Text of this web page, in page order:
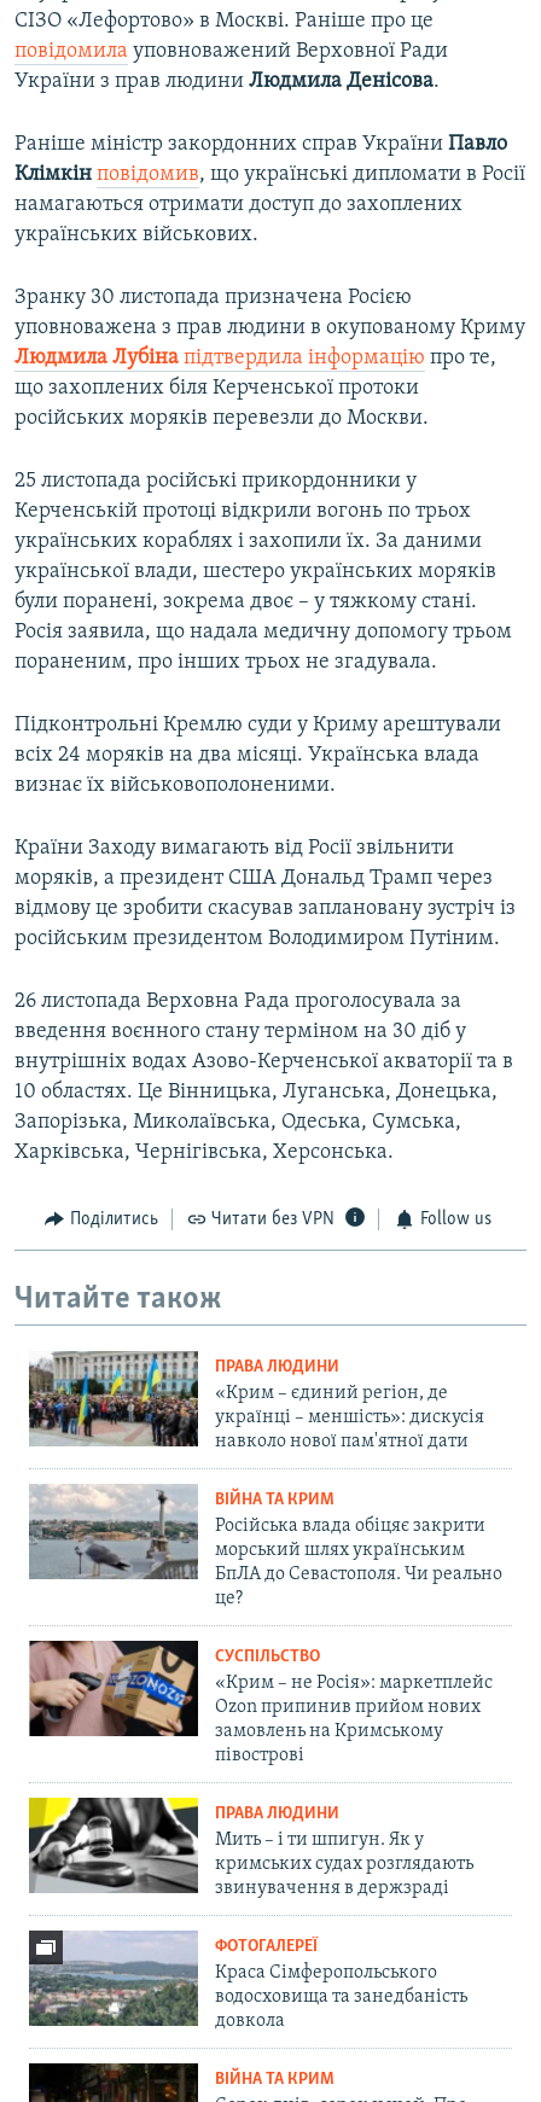
СІЗО «Лефортово» в Москві. Раніше про це
повідомила уповноважений Верховної Ради
України з прав людини Людмила Денісова.
Раніше міністр закордонних справ України Павло
Клімкін повідомив, що українські дипломати в Росії
намагаються отримати доступ до захоплених
українських військових.
Зранку 30 листопада призначена Росією
уповноважена з прав людини в окупованому Криму
Людмила Лубіна підтвердила інформацію про те,
що захоплених біля Керченської протоки
російських моряків перевезли до Москви.
25 листопада російські прикордонники у
Керченській протоці відкрили вогонь по трьох
українських кораблях і захопили їх. За даними
української влади, шестеро українських моряків
були поранені, зокрема двоє – у тяжкому стані.
Росія заявила, що надала медичну допомогу трьом
пораненим, про інших трьох не згадувала.
Підконтрольні Кремлю суди у Криму арештували
всіх 24 моряків на два місяці. Українська влада
визнає їх військовополоненими.
Країни Заходу вимагають від Росії звільнити
моряків, а президент США Дональд Трамп через
відмову це зробити скасував заплановану зустріч із
російським президентом Володимиром Путіним.
26 листопада Верховна Рада проголосувала за
введення воєнного стану терміном на 30 діб у
внутрішніх водах Азово-Керченської акваторії та в
10 областях. Це Вінницька, Луганська, Донецька,
Запорізька, Миколаївська, Одеська, Сумська,
Харківська, Чернігівська, Херсонська.
Поділитись Читати без VPN Follow us
Читайте також
ПРАВА ЛЮДИНИ
«Крим – єдиний регіон, де
українці – меншість»: дискусія
навколо нової пам'ятної дати
ВІЙНА ТА КРИМ
Російська влада обіцяє закрити
морський шлях українським
БпЛА до Севастополя. Чи реально
це?
СУСПІЛЬСТВО
«Крим – не Росія»: маркетплейс
Ozon припинив прийом нових
замовлень на Кримському
півострові
ПРАВА ЛЮДИНИ
Мить – і ти шпигун. Як у
кримських судах розглядають
звинувачення в держзраді
ФОТОГАЛЕРЕЇ
Краса Сімферопольського
водосховища та занедбаність
довкола
ВІЙНА ТА КРИМ